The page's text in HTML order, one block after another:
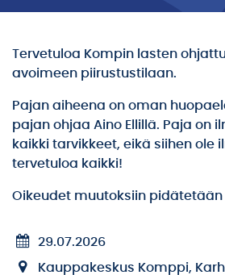
Tervetuloa Kompin lasten
avoimeen piirustustilaan.
Pajan aiheena on oman
pajan ohjaa Aino Ellillä. Paja on
kaikki tarvikkeet, eikä siihen ole
tervetuloa kaikki!
Oikeudet muutoksiin pidätetään
29.07.2026
Kauppakeskus Komppi,